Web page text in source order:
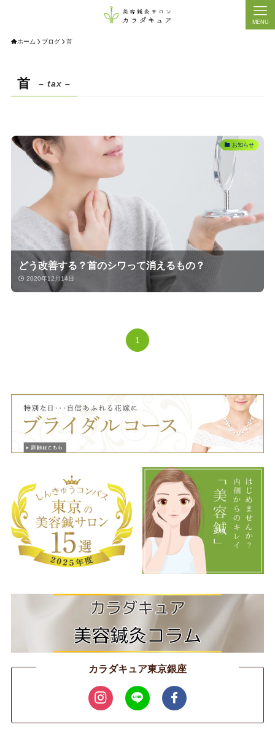
MENU
ホーム ブログ 首
首 – tax –
お知らせ
どう改善する？首のシワって消えるもの？
2020年12月14日
1
カラダキュア東京銀座